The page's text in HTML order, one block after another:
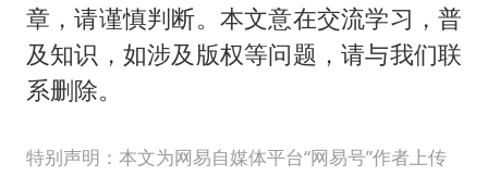
章，请谨慎判断。本文意在交流学习，普
及知识，如涉及版权等问题，请与我们联
系删除。
特别声明：本文为网易自媒体平台“网易号”作者上传